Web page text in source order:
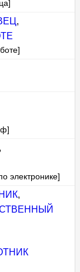
,
,
электронике]
,